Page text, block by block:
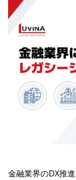
金融業界のDX推